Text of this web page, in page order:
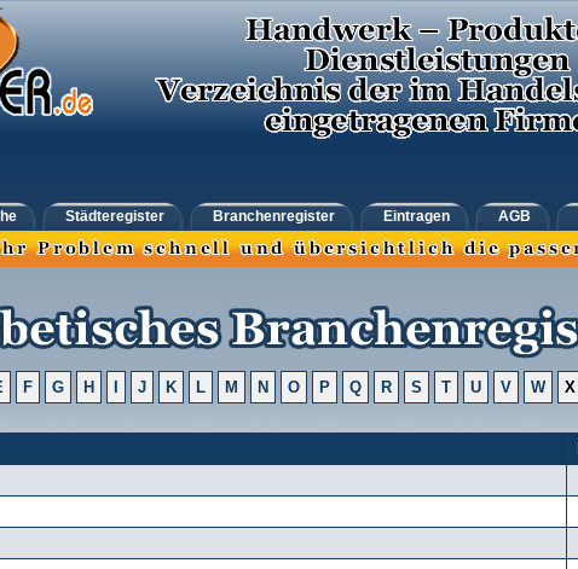
Städteregister Branchenregister Eintragen AGB
F G H J K L M N O P Q R S T U V W X